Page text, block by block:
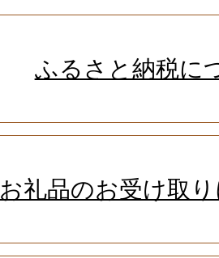
ふるさと納税に
お礼品のお受け取